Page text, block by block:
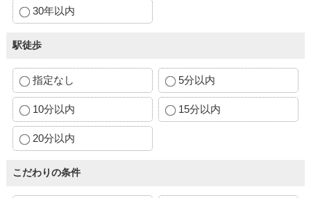
30年以内
駅徒歩
指定なし 5分以内
10分以内 15分以内
20分以内
こだわりの条件